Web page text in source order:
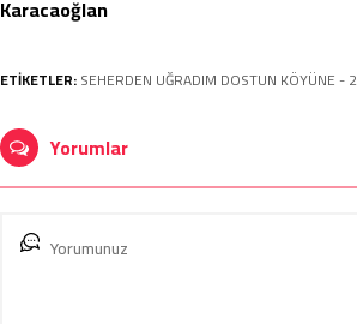
Karacaoğlan
ETİKETLER:SEHERDEN UĞRADIM DOSTUN KÖYÜNE - 2
Yorumlar